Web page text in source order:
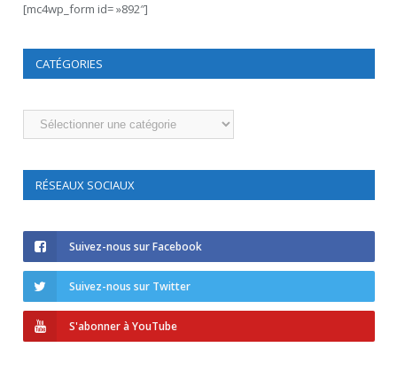
[mc4wp_form id= »892″]
CATÉGORIES
Catégories
RÉSEAUX SOCIAUX
Suivez-nous sur Facebook
Suivez-nous sur Twitter
S'abonner à YouTube